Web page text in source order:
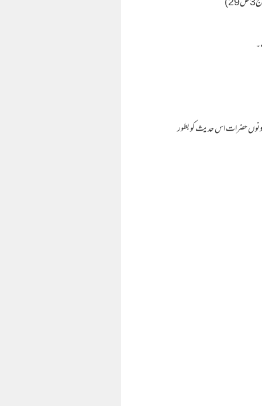
یہ دونوں حضرات اس حدیث کو بطور